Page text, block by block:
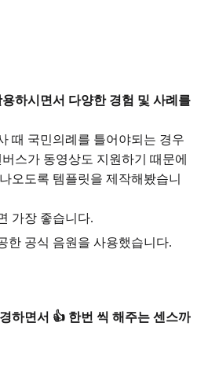
하시면서 다양한 경험 및 사례를
때 국민의례를 틀어야되는 경우
스가 동영상도 지원하기 때문에
오도록 템플릿을 제작해봤습니
가장 좋습니다.
한 공식 음원을 사용했습니다.
하면서 👍 한번 씩 해주는 센스까